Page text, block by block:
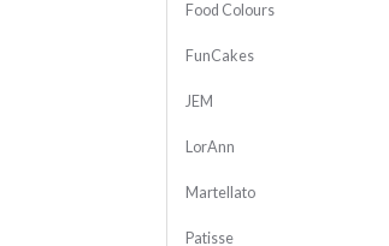
Food Colours
FunCakes
JEM
LorAnn
Martellato
Patisse